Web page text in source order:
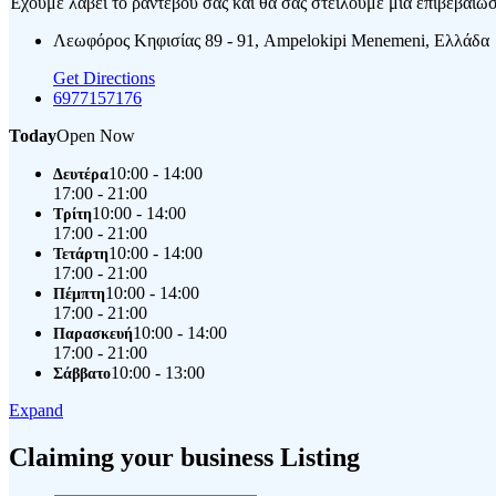
Λεωφόρος Κηφισίας 89 - 91, Ampelokipi Menemeni, Ελλάδα
Get Directions
6977157176
TodayOpen Now
Δευτέρα10:00 - 14:00
17:00 - 21:00
Τρίτη10:00 - 14:00
17:00 - 21:00
Τετάρτη10:00 - 14:00
17:00 - 21:00
Πέμπτη10:00 - 14:00
17:00 - 21:00
Παρασκευή10:00 - 14:00
17:00 - 21:00
Σάββατο10:00 - 13:00
Expand
Claiming your business Listing